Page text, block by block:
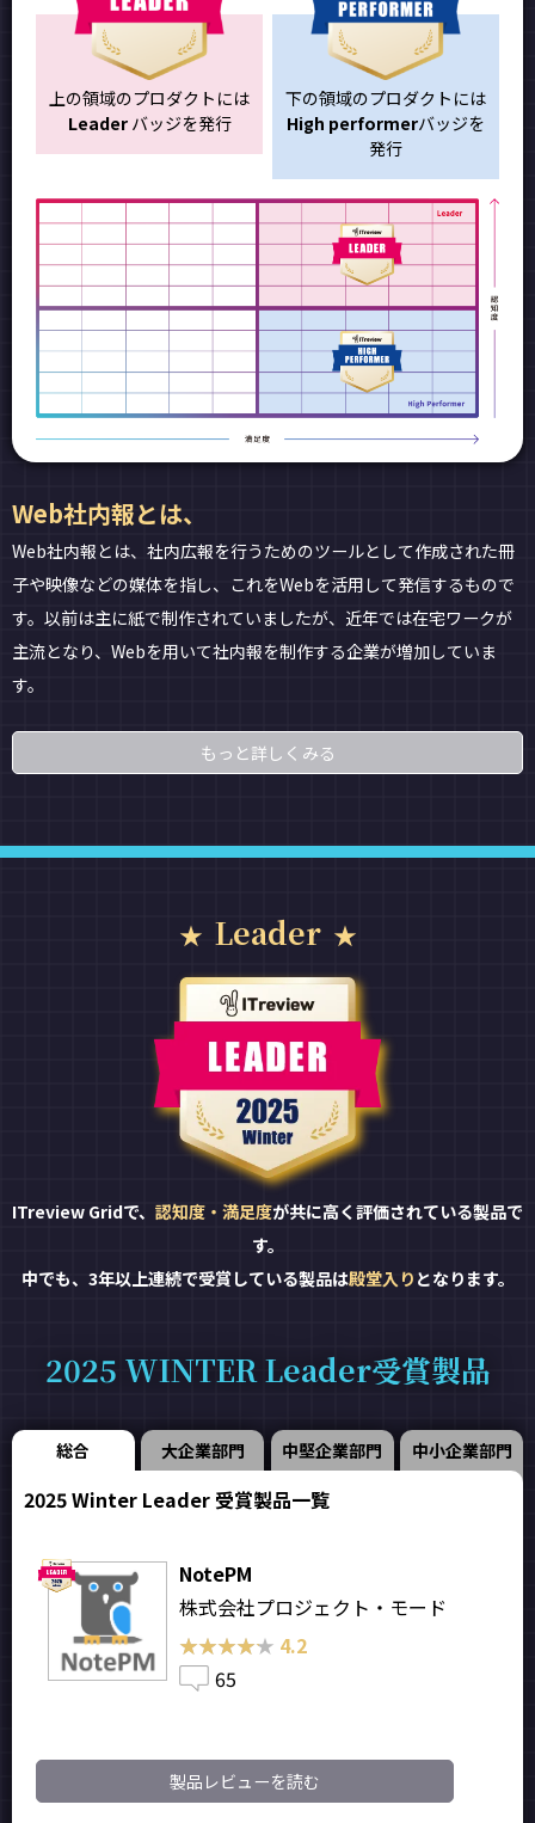
上の領域のプロダクトには
Leaderバッジを発行
下の領域のプロダクトには
High performerバッジを
発行
Web社内報とは、
Web社内報とは、社内広報を行うためのツールとして作成された冊
子や映像などの媒体を指し、これをWebを活用して発信するもので
す。以前は主に紙で制作されていましたが、近年では在宅ワークが
主流となり、Webを用いて社内報を制作する企業が増加していま
す。
もっと詳しくみる
Leader
ITreview Gridで、 認知度・満足度が共に高く評価されている製品で
す。
中でも、3年以上連続で受賞している製品は殿堂入り となります。
2025 WINTER Leader受賞製品
総合 大企業部門 中堅企業部門 中小企業部門
2025 Winter Leader 受賞製品一覧
NotePM
株式会社プロジェクト・モード
★★★★★
★★★★★ 4.2
65
製品レビューを読む